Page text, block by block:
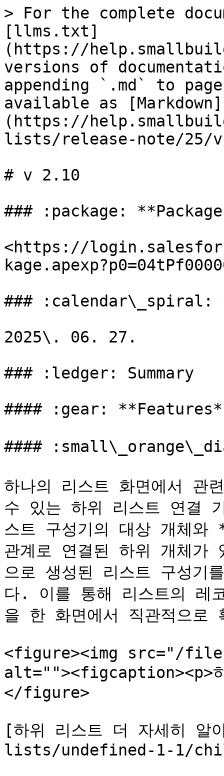
> For the complete
[llms.txt]
(https://
versions of
appending `.md` to
available as [Markdown]
(https://
lists/release-note/25/
# v 2.10
### :package:
<https://
### :calendar\_spiral:
2025\. 06. 27.
### :ledger: Summary
#### :gear:
####
하나의 리스트 화면에서 관
수 있는 하위 리스트 연결
스트 구성기의 대상 개체
관계로 연결된 하위 개체
으로 생성된 리스트 구성기
다. 이를 통해 리스트의 레
을 한 화면에서 직관적으로
<figure><img src="/files/
alt=""><figcaption><p>
</figure>
[하위 리스트 더 자세히
lists/undefined-1-1/